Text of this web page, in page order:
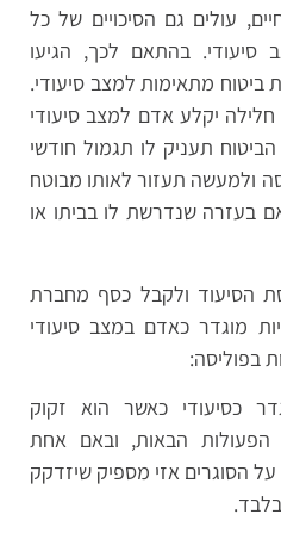
עולים גם הסיכויים של כל
סיעודי. בהתאם לכך, הגיעו
ביטוח מתאימות למצב סיעודי.
חלילה יקלע אדם למצב סיעודי
תעניק לו תגמול חודשי
ולמעשה תעזור לאותו מבוטח
בעזרה שנדרשת לו בביתו או
הסיעוד ולקבל כסף מחברת
מוגדר כאדם במצב סיעודי
בפוליסה:
כסיעודי כאשר הוא זקוק
לעזרה בביצוע 3 מתוך 6 הפעולות הבאות, ובאם אחת
הסוגרים אזי מספיק שיזדקק